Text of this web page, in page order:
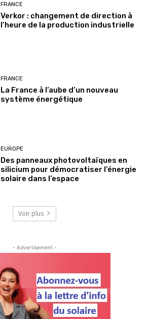
FRANCE
Verkor : changement de direction à
l’heure de la production industrielle
FRANCE
La France à l’aube d’un nouveau
système énergétique
EUROPE
Des panneaux photovoltaïques en
silicium pour démocratiser l’énergie
solaire dans l’espace
Voir plus
- Advertisement -